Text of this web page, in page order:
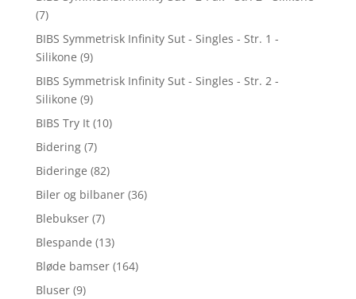
(7)
BIBS Symmetrisk Infinity Sut - Singles - Str. 1 -
Silikone (9)
BIBS Symmetrisk Infinity Sut - Singles - Str. 2 -
Silikone (9)
BIBS Try It (10)
Bidering (7)
Bideringe (82)
Biler og bilbaner (36)
Blebukser (7)
Blespande (13)
Bløde bamser (164)
Bluser (9)